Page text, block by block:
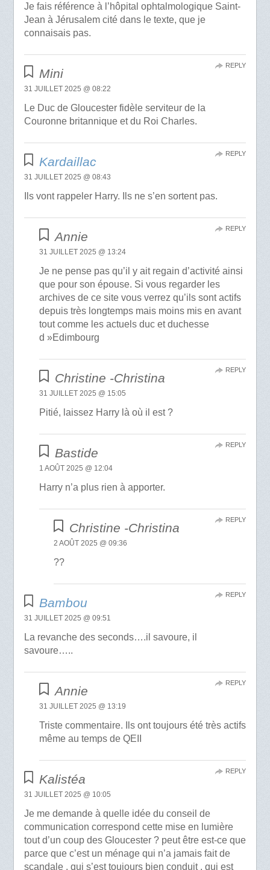
Je fais référence à l’hôpital ophtalmologique Saint-
Jean à Jérusalem cité dans le texte, que je
connaisais pas.
Mini
31 JUILLET 2025 @ 08:22
Le Duc de Gloucester fidèle serviteur de la
Couronne britannique et du Roi Charles.
REPLY
Kardaillac
31 JUILLET 2025 @ 08:43
Ils vont rappeler Harry. Ils ne s’en sortent pas.
REPLY
Annie
31 JUILLET 2025 @ 13:24
Je ne pense pas qu’il y ait regain d’activité ainsi
que pour son épouse. Si vous regarder les
archives de ce site vous verrez qu’ils sont actifs
depuis très longtemps mais moins mis en avant
tout comme les actuels duc et duchesse
d »Edimbourg
REPLY
Christine -Christina
31 JUILLET 2025 @ 15:05
Pitié, laissez Harry là où il est ?
REPLY
Bastide
1 AOÛT 2025 @ 12:04
Harry n’a plus rien à apporter.
REPLY
Christine -Christina
2 AOÛT 2025 @ 09:36
??
REPLY
Bambou
31 JUILLET 2025 @ 09:51
La revanche des seconds….il savoure, il
savoure…..
REPLY
Annie
31 JUILLET 2025 @ 13:19
Triste commentaire. Ils ont toujours été très actifs
même au temps de QEII
REPLY
Kalistéa
31 JUILLET 2025 @ 10:05
Je me demande à quelle idée du conseil de
communication correspond cette mise en lumière
tout d’un coup des Gloucester ? peut être est-ce que
parce que c’est un ménage qui n’a jamais fait de
scandale , qui s’est toujours bien conduit , qui est
REPLY